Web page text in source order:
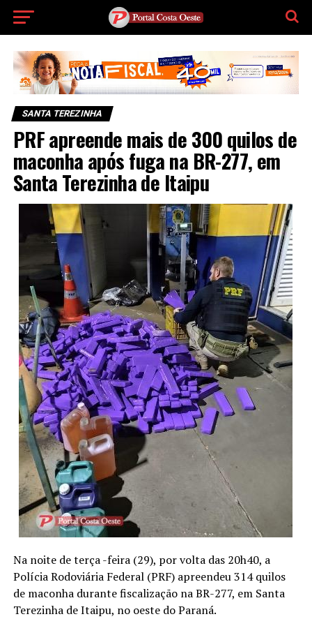
SANTA TEREZINHA
PRF apreende mais de 300 quilos de
maconha após fuga na BR-277, em
Santa Terezinha de Itaipu
Na noite de terça -feira (29), por volta das 20h40, a
Polícia Rodoviária Federal (PRF) apreendeu 314 quilos
de maconha durante fiscalização na BR-277, em Santa
Terezinha de Itaipu, no oeste do Paraná.